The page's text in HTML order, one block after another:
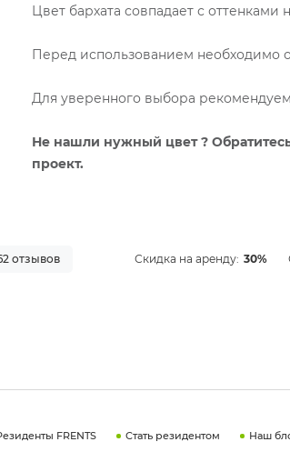
Цвет бархата совпадает с
Перед использованием необходимо
Для уверенного выбора рекомендуем
Не нашли нужный цвет ?
проект.
отзывов Скидка на аренду: 30%
FRENTS Стать резидентом Наш